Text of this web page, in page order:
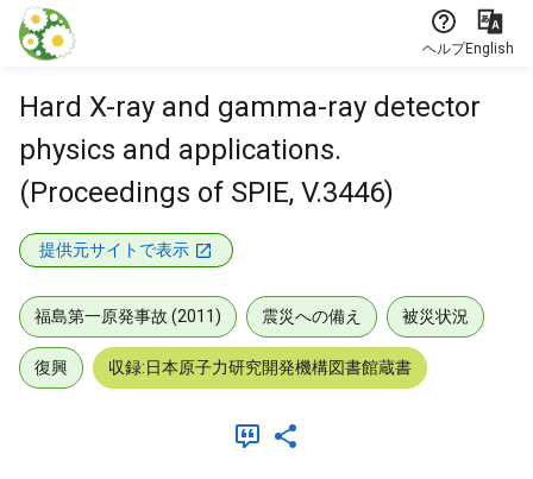
本文に飛ぶ
ヘルプEnglish
Hard X-ray and gamma-ray detector
physics and applications.
(Proceedings of SPIE, V.3446)
提供元サイトで表示
福島第一原発事故 (2011) 震災への備え 被災状況
復興 収録:日本原子力研究開発機構図書館蔵書